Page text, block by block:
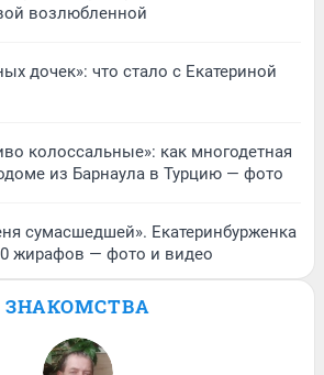
возлюбленной
дочек»: что стало с Екатериной
колоссальные»: как многодетная
из Барнаула в Турцию — фото
сумасшедшей». Екатеринбурженка
жирафов — фото и видео
ЗНАКОМСТВА